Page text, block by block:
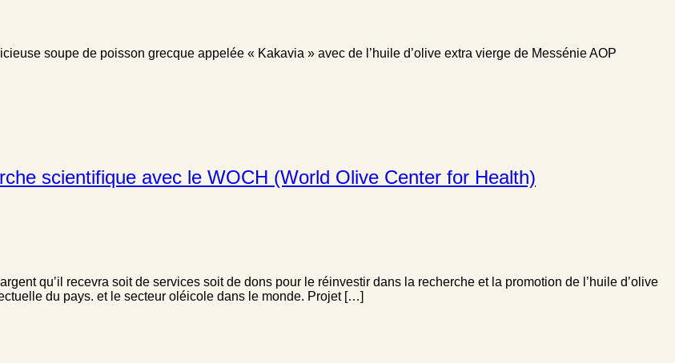
soupe de poisson grecque appelée « Kakavia » avec de l’huile d’olive extra vierge de Messénie AOP
scientifique avec le WOCH (World Olive Center for Health)
qu’il recevra soit de services soit de dons pour le réinvestir dans la recherche et la promotion de l’huile d’olive
du pays. et le secteur oléicole dans le monde. Projet […]